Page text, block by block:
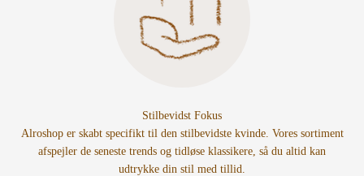
Stilbevidst Fokus
Alroshop er skabt specifikt til den stilbevidste kvinde. Vores sortiment
afspejler de seneste trends og tidløse klassikere, så du altid kan
udtrykke din stil med tillid.